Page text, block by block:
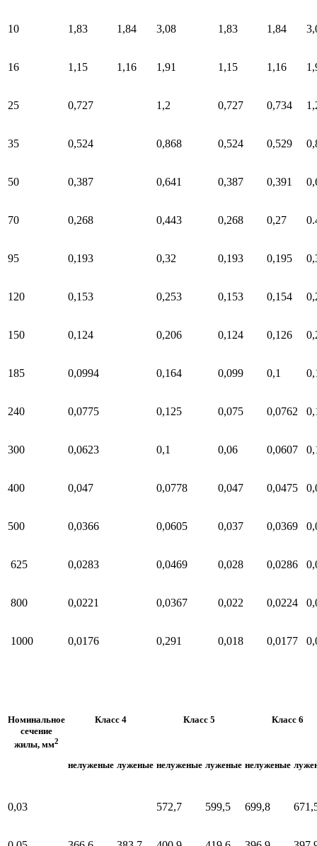
10 1,83 1,84 3,08 1,83 1,84
16 1,15 1,16 1,91 1,15 1,16
25 0,727 1,2 0,727 0,734
35 0,524 0,868 0,524 0,529
50 0,387 0,641 0,387 0,391
70 0,268 0,443 0,268 0,27
95 0,193 0,32 0,193 0,195
120 0,153 0,253 0,153 0,154
150 0,124 0,206 0,124 0,126
185 0,0994 0,164 0,099 0,1
240 0,0775 0,125 0,075 0,0762
300 0,0623 0,1 0,06 0,0607
400 0,047 0,0778 0,047 0,0475
500 0,0366 0,0605 0,037 0,0369
625 0,0283 0,0469 0,028 0,0286
800 0,0221 0,0367 0,022 0,0224
1000 0,0176 0,291 0,018 0,0177
Номинальное
сечение
жилы, мм2
Класс 4 Класс 5 Класс 6
нелуженые луженые нелуженые луженые нелуженые
0,03 572,7 599,5 699,8